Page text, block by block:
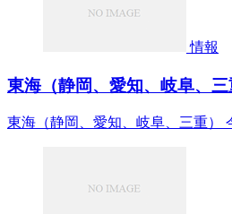
情報
東海（静岡、愛知、岐阜、
東海（静岡、愛知、岐阜、三重）